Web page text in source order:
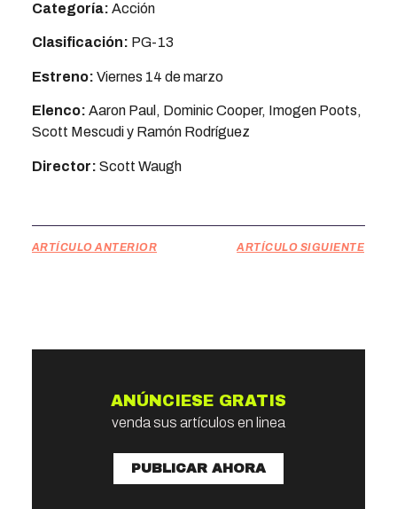
Categoría: Acción
Clasificación: PG-13
Estreno: Viernes 14 de marzo
Elenco: Aaron Paul, Dominic Cooper, Imogen Poots,
Scott Mescudi y Ramón Rodríguez
Director: Scott Waugh
ARTÍCULO ANTERIOR ARTÍCULO SIGUIENTE
ANÚNCIESE GRATIS
venda sus artículos en linea
PUBLICAR AHORA